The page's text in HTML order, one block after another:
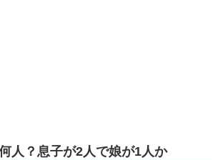
人？息子が2人で娘が1人か